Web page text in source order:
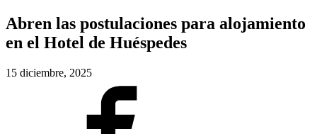
Abren las postulaciones para alojamiento
en el Hotel de Huéspedes
15 diciembre, 2025